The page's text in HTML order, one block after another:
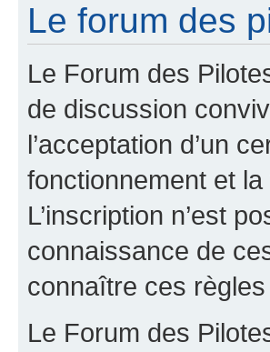
Le forum des
Le Forum des
de discussion
l’acceptation d’un
fonctionnement et
L’inscription n’est
connaissance de
connaître ces
Le Forum des